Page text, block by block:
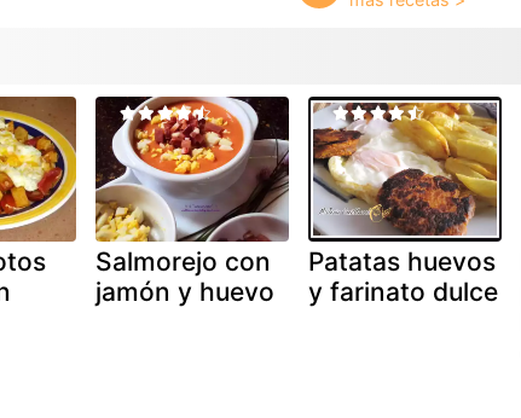
Salmorejo con
jamón y huevo
Patatas huevos
y farinato dulce